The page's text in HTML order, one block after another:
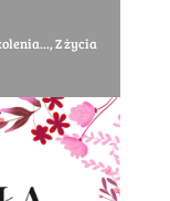
,Z życia